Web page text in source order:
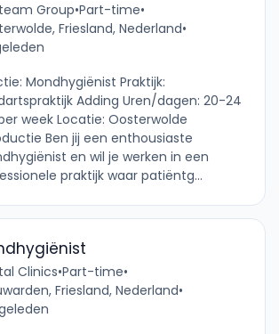
Group•Part-time•
Friesland, Nederland•
Mondhygiënist Praktijk:
Adding Uren/dagen: 20-24
week Locatie: Oosterwolde
Ben jij een enthousiaste
en wil je werken in een
praktijk waar patiëntg...
Clinics•Part-time•
Friesland, Nederland•